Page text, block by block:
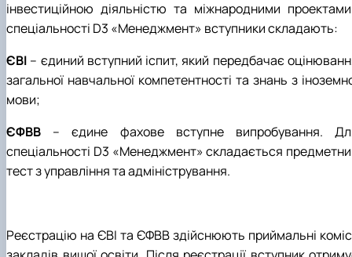
інвестиційною діяльністю та міжнародними
спеціальності D3 «Менеджмент» вступники складають:
ЄВІ – єдиний вступний іспит, який передбачає
загальної навчальної компетентності та знань з
мови;
ЄФВВ – єдине фахове вступне випробування.
спеціальності D3 «Менеджмент» складається
тест з управління та адміністрування.
Реєстрацію на ЄВІ та ЄФВВ здійснюють приймальні